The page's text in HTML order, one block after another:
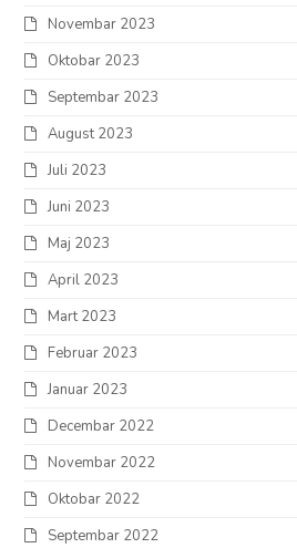
Novembar 2023
Oktobar 2023
Septembar 2023
August 2023
Juli 2023
Juni 2023
Maj 2023
April 2023
Mart 2023
Februar 2023
Januar 2023
Decembar 2022
Novembar 2022
Oktobar 2022
Septembar 2022